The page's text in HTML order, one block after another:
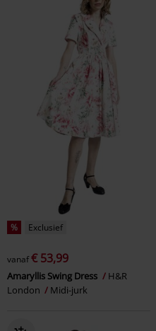
% Exclusief
vanaf€ 53,99
Amaryllis Swing Dress
H&R
London
Midi-jurk